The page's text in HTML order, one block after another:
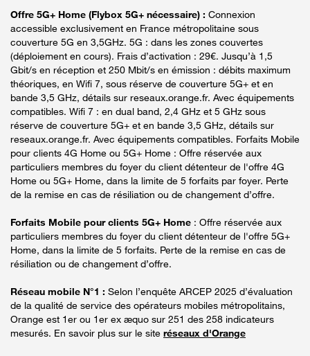
Offre 5G+ Home (Flybox 5G+ nécessaire) : Connexion
accessible exclusivement en France métropolitaine sous
couverture 5G en 3,5GHz. 5G : dans les zones couvertes
(déploiement en cours). Frais d’activation : 29€. Jusqu’à 1,5
Gbit/s en réception et 250 Mbit/s en émission : débits maximum
théoriques, en Wifi 7, sous réserve de couverture 5G+ et en
bande 3,5 GHz, détails sur reseaux.orange.fr. Avec équipements
compatibles. Wifi 7 : en dual band, 2,4 GHz et 5 GHz sous
réserve de couverture 5G+ et en bande 3,5 GHz, détails sur
reseaux.orange.fr. Avec équipements compatibles. Forfaits Mobile
pour clients 4G Home ou 5G+ Home : Offre réservée aux
particuliers membres du foyer du client détenteur de l'offre 4G
Home ou 5G+ Home, dans la limite de 5 forfaits par foyer. Perte
de la remise en cas de résiliation ou de changement d’offre.
Forfaits Mobile pour clients 5G+ Home : Offre réservée aux
particuliers membres du foyer du client détenteur de l'offre 5G+
Home, dans la limite de 5 forfaits. Perte de la remise en cas de
résiliation ou de changement d’offre.
Réseau mobile N°1 : Selon l’enquête ARCEP 2025 d’évaluation
de la qualité de service des opérateurs mobiles métropolitains,
Orange est 1er ou 1er ex æquo sur 251 des 258 indicateurs
mesurés. En savoir plus sur le site réseaux d'Orange